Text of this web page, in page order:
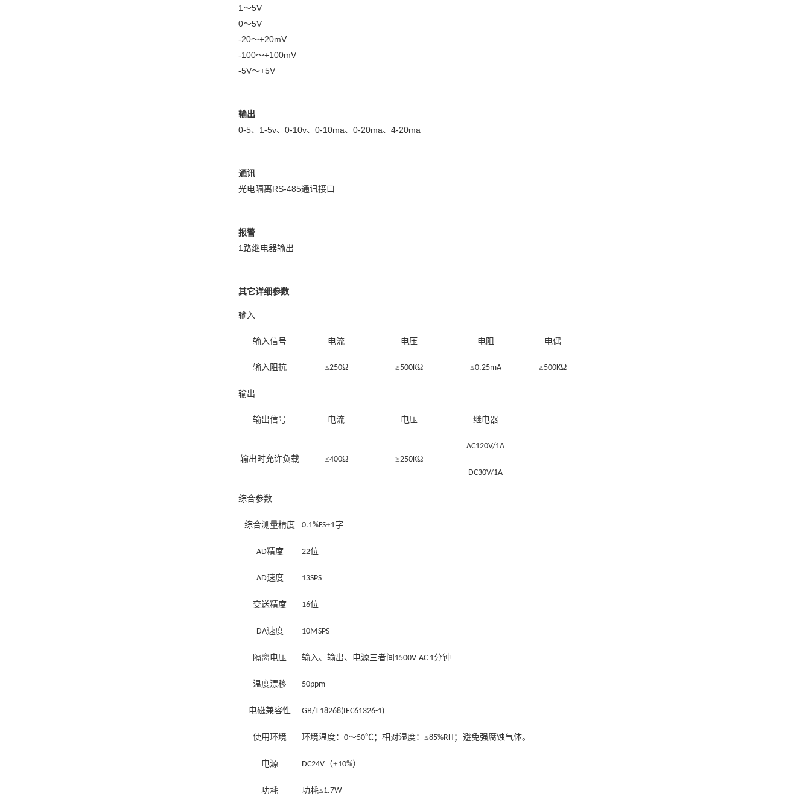
1～5V
0～5V
-20～+20mV
-100～+100mV
-5V～+5V
输出
0-5、1-5v、0-10v、 0-10ma、0-20ma、4-20ma
通讯
光电隔离RS-485通讯接口
报警
1路继电器输出
其它详细参数
输入
输入信号 电流 电压 电阻 电偶
输入阻抗 ≤250Ω ≥500KΩ ≤0.25mA ≥500KΩ
输出
输出信号 电流 电压 继电器
输出时允许负载 ≤400Ω ≥250KΩ
AC120V/1A
DC30V/1A
综合参数
综合测量精度 0.1%FS±1字
AD精度 22位
AD速度 13SPS
变送精度 16位
DA速度 10M SPS
隔离电压 输入、输出、电源三者间 1500V AC 1分钟
温度漂移 50ppm
电磁兼容性 GB/T 18268(IEC61326-1)
使用环境 环境温度： 0～50℃；相对湿度：≤85%RH ； 避免强腐蚀气体。
电源 DC24V（±10%）
功耗 功耗≤1.7W